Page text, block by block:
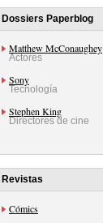
Dossiers Paperblog
Matthew McConaughey
Actores
Sony
Tecnología
Stephen King
Directores de cine
Revistas
Cómics